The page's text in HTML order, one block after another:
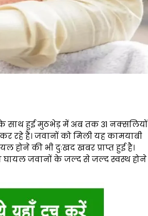
के साथ हुई मुठभेड़ में अब तक 31 नक्सलियों
रहे हैं। जवानों को मिली यह कामयाबी
की भी दुःखद खबर प्राप्त हुई है।
घायल जवानों के जल्द से जल्द स्वस्थ होने